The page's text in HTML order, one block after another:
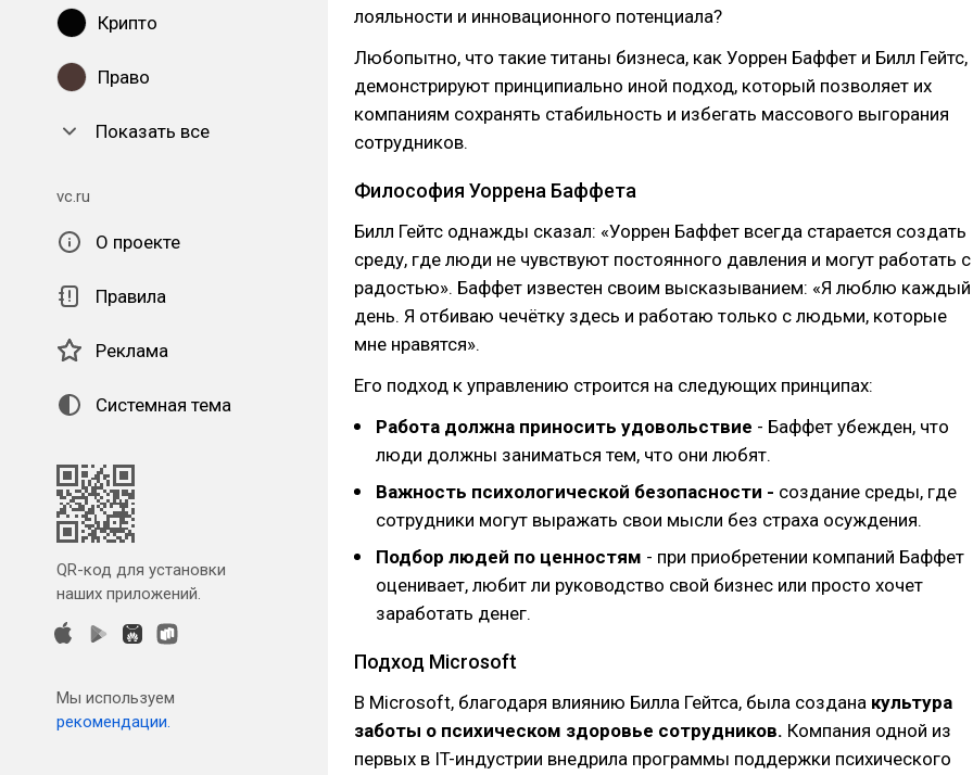
Крипто
Право
Показать все
vc.ru
О проекте
Правила
Реклама
Системная тема
QR-код для установки
наших приложений.
Мы используем
рекомендации.
лояльности и инновационного потенциала?
Любопытно, что такие титаны бизнеса, как Уоррен Баффет и Билл Гейтс,
демонстрируют принципиально иной подход, который позволяет их
компаниям сохранять стабильность и избегать массового выгорания
сотрудников.
Философия Уоррена Баффета
Билл Гейтс однажды сказал: «Уоррен Баффет всегда старается создать
среду, где люди не чувствуют постоянного давления и могут работать с
радостью». Баффет известен своим высказыванием: «Я люблю каждый
день. Я отбиваю чечётку здесь и работаю только с людьми, которые
мне нравятся».
Его подход к управлению строится на следующих принципах:
Работа должна приносить удовольствие - Баффет убежден, что
люди должны заниматься тем, что они любят.
Важность психологической безопасности - создание среды, где
сотрудники могут выражать свои мысли без страха осуждения.
Подбор людей по ценностям - при приобретении компаний Баффет
оценивает, любит ли руководство свой бизнес или просто хочет
заработать денег.
Подход Microsoft
В Microsoft, благодаря влиянию Билла Гейтса, была создана культура
заботы о психическом здоровье сотрудников. Компания одной из
первых в IT-индустрии внедрила программы поддержки психического